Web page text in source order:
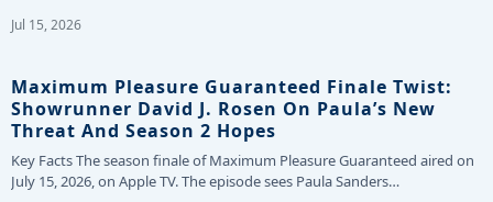
Jul 15, 2026
Maximum Pleasure Guaranteed Finale Twist:
Showrunner David J. Rosen On Paula’s New
Threat And Season 2 Hopes
Key Facts The season finale of Maximum Pleasure Guaranteed aired on
July 15, 2026, on Apple TV. The episode sees Paula Sanders…